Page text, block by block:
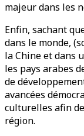
majeur dans les
Enfin, sachant
dans le monde,
la Chine et dans
les pays arabes
de
avancées
culturelles afin
région.